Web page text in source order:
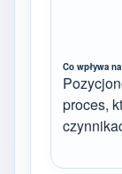
Co wpływa
proces,